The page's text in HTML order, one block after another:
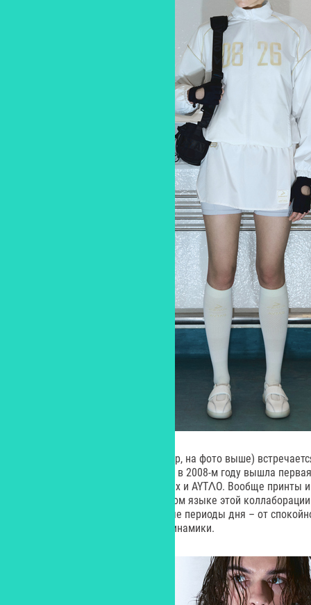
На моделях коллекции (например, на фото выше)
которая расшифровывается так: в 2008-м году вышла
году – новая коллаборация Demix и AYTΛO. Вообще принты
играют важную роль в визуальном языке этой
отражают ритмы города в разные периоды дня – от
насыщенной вечерней жизни. динамики.